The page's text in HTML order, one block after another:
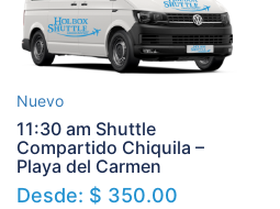
Nuevo
11:30 am Shuttle
Compartido Chiquila –
Playa del Carmen
Desde: $ 350.00